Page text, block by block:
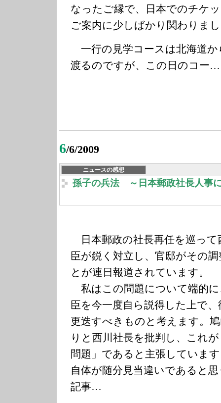
なったご縁で、日本でのチケ
ご案内に少しばかり関わりま
一行の見学コースは北海道か
渡るのですが、この日のコー…
6/6/2009
ニュースの感想
孫子の兵法 ～日本郵政社長人事
日本郵政の社長再任を巡って
臣が鋭く対立し、官邸がその
とが連日報道されています。
私はこの問題について端的に
臣を今一度自ら説得した上で
更迭すべきものと考えます。
りと西川社長を批判し、これ
問題」であると主張していま
自体が随分見当違いであると
記事…